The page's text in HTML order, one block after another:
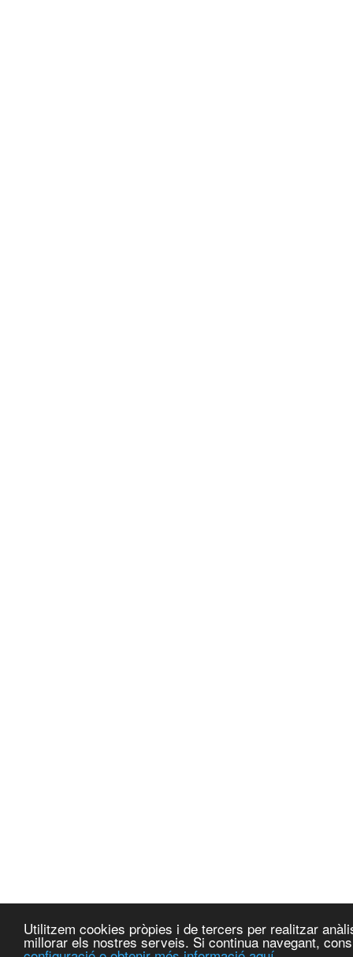
Utilitzem cookies pròpies i de tercers per realitzar
millorar els nostres serveis. Si continua navegant,